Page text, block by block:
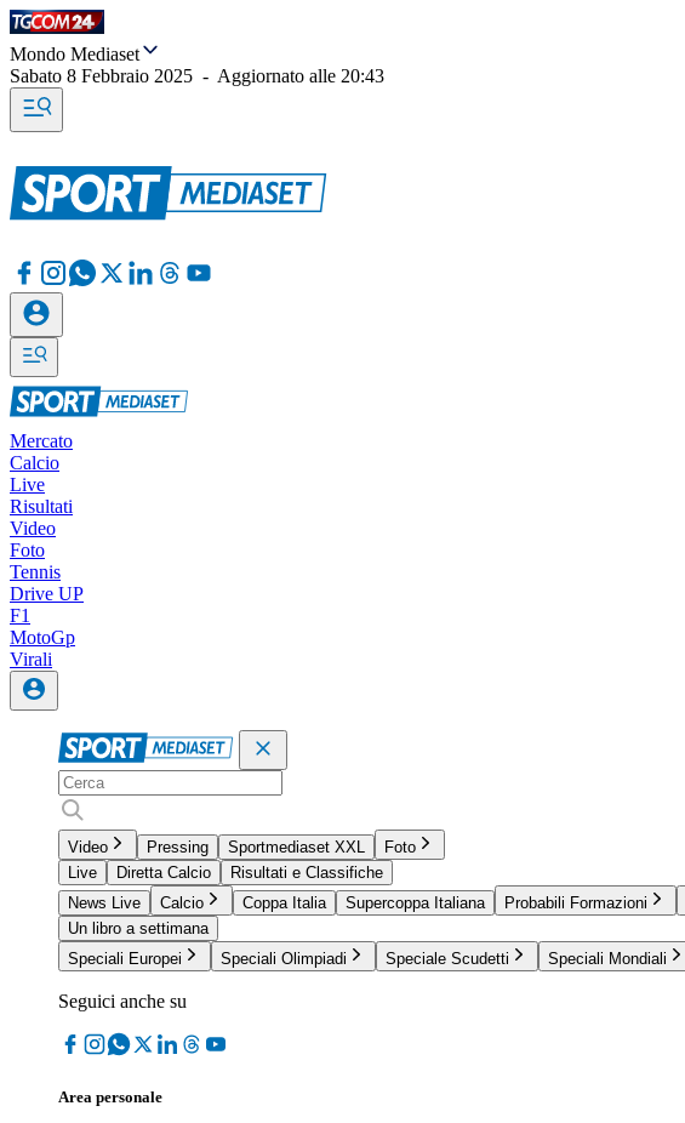
Mondo Mediaset
Sabato 8 Febbraio 2025 - Aggiornato alle 20:43
Mercato
Calcio
Live
Risultati
Video
Foto
Tennis
Drive UP
F1
MotoGp
Virali
Video Pressing Sportmediaset XXL
Foto
Live
Diretta Calcio
Risultati e Classifiche
News Live
Calcio Coppa Italia Supercoppa Italiana Probabili Formazioni
Un libro a settimana
Speciali Europei
Speciali Olimpiadi Speciale Scudetti Speciali Mondiali
Seguici anche su
Area personale